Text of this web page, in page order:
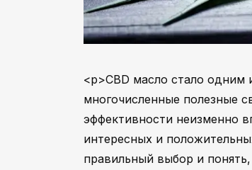
<p>CBD масло стало одним
многочисленные полезные
эффективности неизменно
интересных и
правильный выбор и